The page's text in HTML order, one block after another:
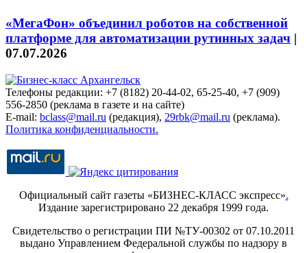
«МегаФон» объединил роботов на собственной
платформе для автоматизации рутинных задач |
07.07.2026
Телефоны редакции: +7 (8182) 20-44-02, 65-25-40, +7 (909)
556-2850 (реклама в газете и на сайте)
E-mail: bclass@mail.ru (редакция), 29rbk@mail.ru (реклама).
Политика конфиденциальности.
Официальный сайт газеты «БИЗНЕС-КЛАСС экспресс».
Издание зарегистрировано 22 декабря 1999 года.
Свидетельство о регистрации ПИ №ТУ-00302 от 07.10.2011
выдано Управлением Федеральной службы по надзору в